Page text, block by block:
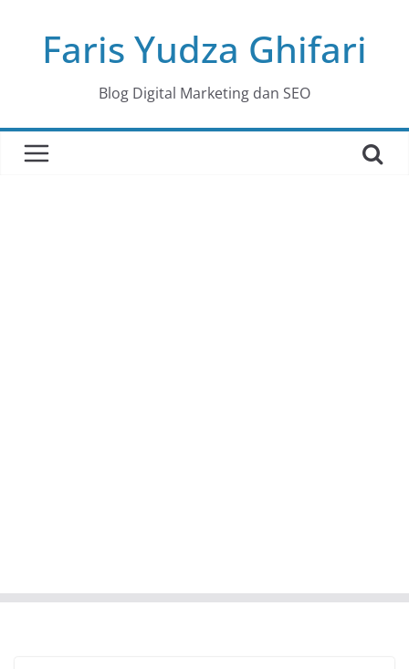
contentFaris Yudza Ghifari
Blog Digital Marketing dan SEO